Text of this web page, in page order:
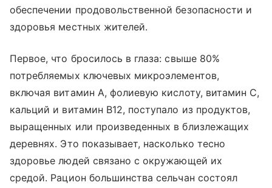
обеспечении продовольственной безопасности и
здоровья местных жителей.
Первое, что бросилось в глаза: свыше 80%
потребляемых ключевых микроэлементов,
включая витамин А, фолиевую кислоту, витамин С,
кальций и витамин В12, поступало из продуктов,
выращенных или произведенных в близлежащих
деревнях. Это показывает, насколько тесно
здоровье людей связано с окружающей их
средой. Рацион большинства сельчан состоял